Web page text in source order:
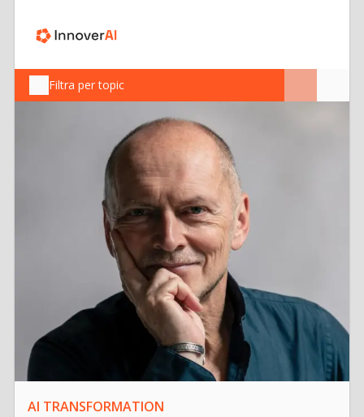
Filtra per topic
AI TRANSFORMATION